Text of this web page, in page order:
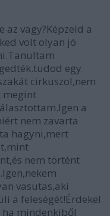
az vagy?Képzeld a
volt olyan jó
egy
cirkuszol,nem
megint
a
nem zavarta
hagyni,mert
nem történt
vasutas,aki
a feleségét!Érdekel
ha mindenkiből